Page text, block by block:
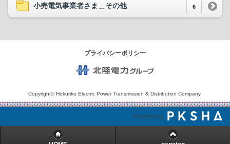
小売電気事業者さま＿その他 6
プライバシーポリシー
Copyright© Hokuriku Electric Power Transmission & Distribution Company.
Powered by